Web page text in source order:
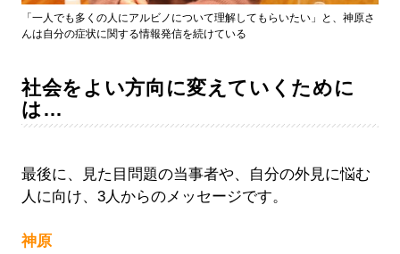
「一人でも多くの人にアルビノについて理解してもらいたい」と、神原さ
んは自分の症状に関する情報発信を続けている
社会をよい方向に変えていくために
は…
最後に、見た目問題の当事者や、自分の外見に悩む
人に向け、3人からのメッセージです。
神原